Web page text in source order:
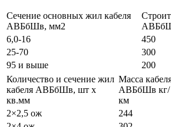
Cечение основных жил кабеля
АВБбШв, мм2
6,0-16
450
25-70
300
95 и выше
200
Количество и сечение жил
кабеля АВБбШв, шт х
кв.мм
Масса
АВБбШв кг/
км
2×2,5 ож
244